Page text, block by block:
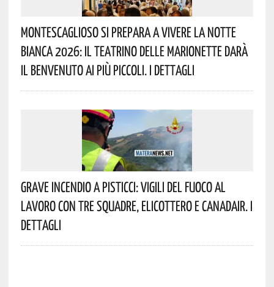
Montescaglioso Si Prepara A Vivere La Notte
Bianca 2026: Il Teatrino Delle Marionette Darà
Il Benvenuto Ai Più Piccoli. I Dettagli
Grave Incendio A Pisticci: Vigili Del Fuoco Al
Lavoro Con Tre Squadre, Elicottero E Canadair. I
Dettagli